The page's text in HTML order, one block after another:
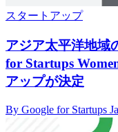
スタートアップ
アジア太平洋地域
for Startups
アップが決定
By Google for Startups